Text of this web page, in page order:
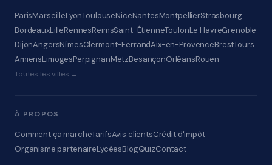
ParisMarseilleLyonToulouseNiceNantesMontpellierStrasbourg
BordeauxLilleRennesReimsSaint-ÉtienneToulonLe HavreGrenoble
DijonAngersNîmesClermont-FerrandAix-en-ProvenceBrestTours
AmiensLimogesPerpignanMetzBesançonOrléansRouen
Toutes les villes →
À PROPOS
Comment ça marcheTarifsAvis clientsCrédit d'impôt
Organisme partenaireLycéesBlogQuizContact